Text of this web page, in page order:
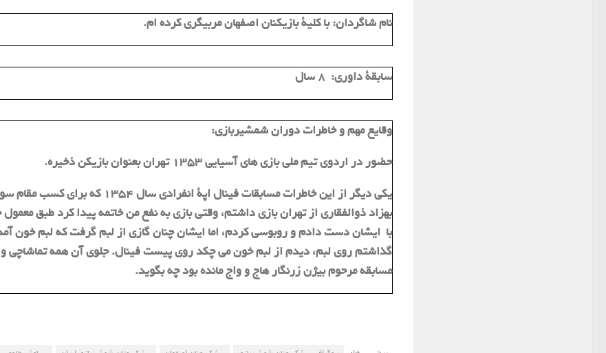
نام شاگردان:با کلیة بازیکنان اصفهان مربیگری کرده ام.
سابقة داوری:
وقایع مهم و خاطرات دوران شمشیربازی:
حضور در اردوی تیم ملی بازی های آسیایی 1353 تهران بعنوان بازیکن ذخیره.
یکی دیگر از این خاطرات مسابقات فینال اپة انفرادی سال 1354
بهزاد ذوالفقاری از تهران بازی داشتم، وقتی بازی به نفع من خاتمه پیدا کرد طبق
با ایشان دست دادم و روبوسی کردم، اما ایشان چنان گازی از لبم گرفت که لبم خون
گذاشتم روی لبم، دیدم از لبم خون می چکد روی پیست فینال. جلوی آن همه تماشاچی
مسابقه مرحوم بیژن زرنگار هاج و واج مانده بود چه بگوید.